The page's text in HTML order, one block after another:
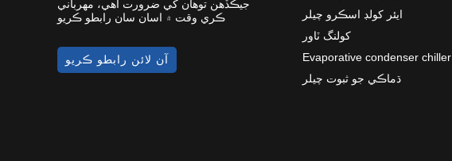
جيڪڏھن توھان کي ضرورت آھي، مھرباني
ڪري وقت ۾ اسان سان رابطو ڪريو
آن لائن رابطو ڪريو
ايئر کولڊ اسڪرو چيلر
کولنگ ٽاور
Evaporative condenser chiller
ڌماڪي جو ثبوت چيلر